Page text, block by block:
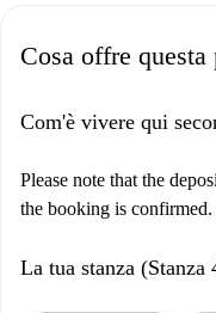
Cosa offre questa
Com'è vivere qui
Please note that the
the booking is confirmed.
La tua stanza (Stanza